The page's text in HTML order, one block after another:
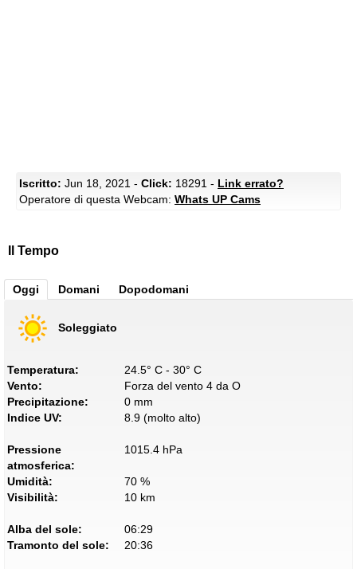
Iscritto: Jun 18, 2021 - Click: 18291 - Link errato?
Operatore di questa Webcam: Whats UP Cams
Il Tempo
Oggi Domani Dopodomani
Soleggiato
Temperatura:
24.5° C - 30° C
Vento:
Forza del vento 4 da O
Precipitazione:
0 mm
Indice UV:
8.9 (molto alto)
Pressione
atmosferica:
1015.4 hPa
Umidità:
70 %
Visibilità:
10 km
Alba del sole:
06:29
Tramonto del sole:
20:36